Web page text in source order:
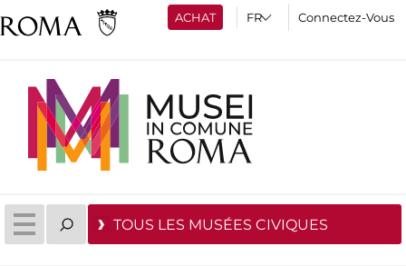
ACHAT Connectez-Vous
TOUS LES MUSÉES CIVIQUES